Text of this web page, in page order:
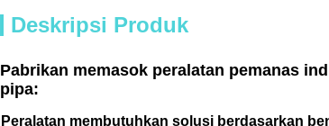
Deskripsi Produk
Pabrikan memasok peralatan pemanas
pipa:
Peralatan membutuhkan solusi berdasarkan